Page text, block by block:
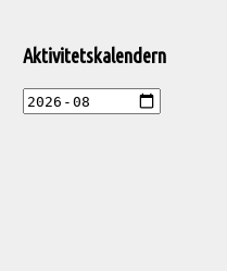
Aktivitetskalendern